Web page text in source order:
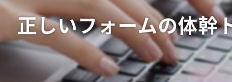
正しいフォームの体幹